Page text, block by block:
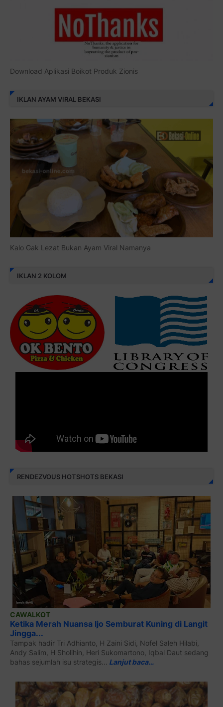
Download Aplikasi Boikot Produk Zionis
IKLAN AYAM VIRAL BEKASI
Kalo Gak Lezat Bukan Ayam Viral Namanya
IKLAN 2 KOLOM
RENDEZVOUS HOTSHOTS BEKASI
CAWALKOT
Ketika Merah Nuansa Ijo Semburat Kuning di Langit
Jingga...
Tampak hadir Tri Adhianto, H Zaini Sidi, Nofel Saleh Hilabi,
Andy Salim, H Sholihin, Heri Sukomartono, Iqbal Daut sedang
bahas sejumlah isu strategis...
Lanjut baca…